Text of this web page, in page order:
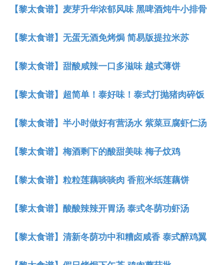
【黎太食谱】麦芽升华浓郁风味 黑啤酒炖牛小排骨
【黎太食谱】无蛋无酒免烤焗 简易版提拉米苏
【黎太食谱】甜酸咸辣一口多滋味 越式薄饼
【黎太食谱】超简单！泰好味！泰式打抛猪肉碎饭
【黎太食谱】半小时做好有营汤水 紫菜豆腐虾仁汤
【黎太食谱】梅酒剩下的酸甜美味 梅子炆鸡
【黎太食谱】粒粒莲藕啖啖肉 香煎米纸莲藕饼
【黎太食谱】酸酸辣辣开胃汤 泰式冬荫功虾汤
【黎太食谱】清新冬荫功中和糟卤咸香 泰式醉鸡翼